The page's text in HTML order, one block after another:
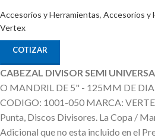
Accesorios y Herramientas, Accesorios y
Vertex
COTIZAR
CABEZAL DIVISOR SEMI
O MANDRIL DE 5" - 125MM DE
CODIGO: 1001-050 MARCA:
Punta, Discos Divisores. La Copa /
Adicional que no esta incluido en el